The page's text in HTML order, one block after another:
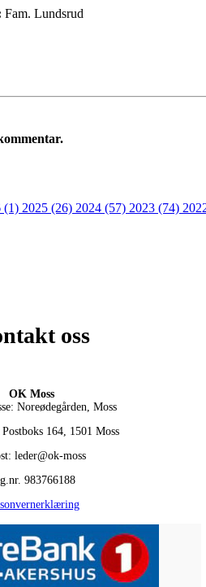
Fam. Lundsrud
(1) 2025 (26) 2024 (57) 2023 (74)
oss
OK Moss
Noreødegården, Moss
Postboks 164, 1501 Moss
leder@ok-moss
983766188